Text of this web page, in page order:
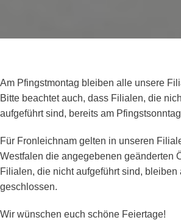
Am Pfingstmontag bleiben alle unsere
Bitte beachtet auch, dass Filialen, die
aufgeführt sind, bereits am
Für Fronleichnam gelten in unseren
Westfalen die angegebenen geänderten
Filialen, die nicht aufgeführt sind,
geschlossen.
Wir wünschen euch schöne Feiertage!